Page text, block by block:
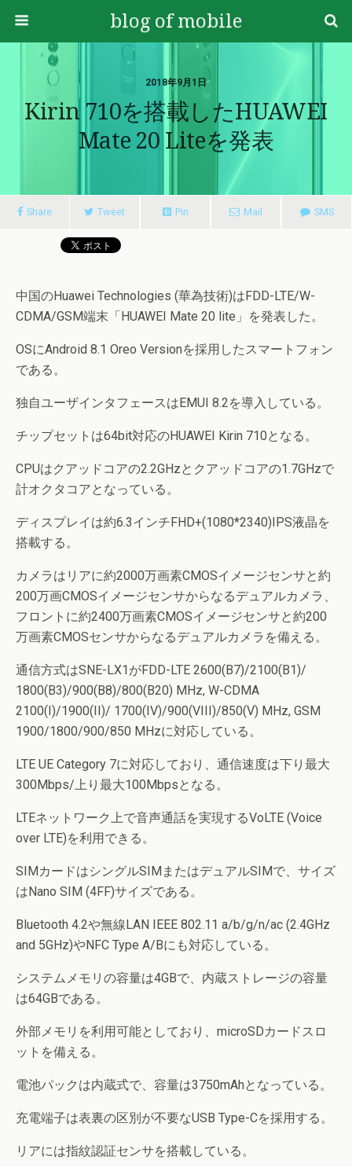
blog of mobile
2018年9月1日
Kirin 710を搭載したHUAWEI
Mate 20 Liteを発表
Share Tweet Pin Mail SMS
中国のHuawei Technologies (華為技術)はFDD-LTE/W-
CDMA/GSM端末「HUAWEI Mate 20 lite」を発表した。
OSにAndroid 8.1 Oreo Versionを採用したスマートフォン
である。
独自ユーザインタフェースはEMUI 8.2を導入している。
チップセットは64bit対応のHUAWEI Kirin 710となる。
CPUはクアッドコアの2.2GHzとクアッドコアの1.7GHzで
計オクタコアとなっている。
ディスプレイは約6.3インチFHD+(1080*2340)IPS液晶を
搭載する。
カメラはリアに約2000万画素CMOSイメージセンサと約
200万画CMOSイメージセンサからなるデュアルカメラ、
フロントに約2400万画素CMOSイメージセンサと約200
万画素CMOSセンサからなるデュアルカメラを備える。
通信方式はSNE-LX1がFDD-LTE 2600(B7)/2100(B1)/
1800(B3)/900(B8)/800(B20) MHz, W-CDMA
2100(I)/1900(II)/ 1700(IV)/900(VIII)/850(V) MHz, GSM
1900/1800/900/850 MHzに対応している。
LTE UE Category 7に対応しており、通信速度は下り最大
300Mbps/上り最大100Mbpsとなる。
LTEネットワーク上で音声通話を実現するVoLTE (Voice
over LTE)を利用できる。
SIMカードはシングルSIMまたはデュアルSIMで、サイズ
はNano SIM (4FF)サイズである。
Bluetooth 4.2や無線LAN IEEE 802.11 a/b/g/n/ac (2.4GHz
and 5GHz)やNFC Type A/Bにも対応している。
システムメモリの容量は4GBで、内蔵ストレージの容量
は64GBである。
外部メモリを利用可能としており、microSDカードスロ
ットを備える。
電池パックは内蔵式で、容量は3750mAhとなっている。
充電端子は表裏の区別が不要なUSB Type-Cを採用する。
リアには指紋認証センサを搭載している。